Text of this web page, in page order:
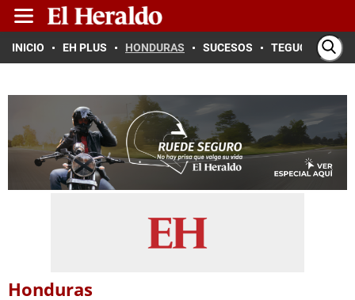
INICIO EH PLUS HONDURAS SUCESOS TEGUCIGALPA
Honduras